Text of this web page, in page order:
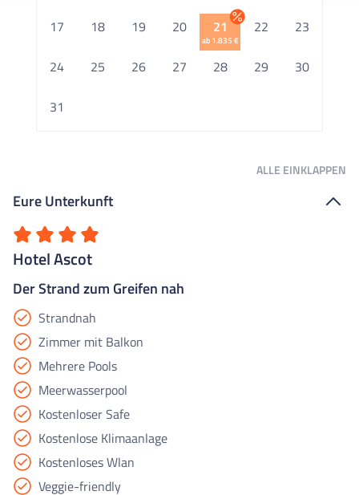
17 18 19 20 21
ab 1.835 €
22 23
24 25 26 27 28 29 30
31
ALLE EINKLAPPEN
Eure Unterkunft
Hotel Ascot
Der Strand zum Greifen nah
Strandnah
Zimmer mit Balkon
Mehrere Pools
Meerwasserpool
Kostenloser Safe
Kostenlose Klimaanlage
Kostenloses Wlan
Veggie-friendly